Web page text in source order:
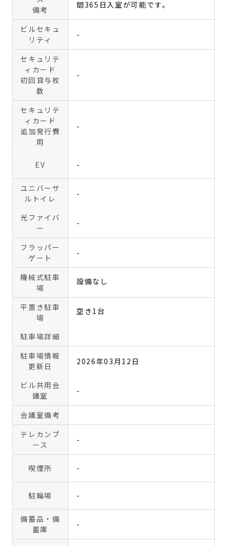
備考
間365日入室が可能です。
ビルセキュ
リティ
-
セキュリテ
ィカード
初回貸与枚
数
-
セキュリテ
ィカード
追加発行費
用
-
EV -
ユニバーサ
ルトイレ
-
光ファイバ
ー
-
フラッパー
ゲート
-
機械式駐車
場
設備なし
平置き駐車
場
空き1台
駐車場詳細
駐車場情報
更新日
2026年03月12日
ビル共用会
議室
-
会議室備考
テレカンブ
ース
-
喫煙所 -
駐輪場 -
備蓄品・備
蓄庫
-